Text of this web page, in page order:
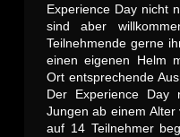
Experience Day nicht
sind aber
Teilnehmende gerne
einen eigenen Helm
Ort entsprechende
Der Experience Day
Jungen ab einem
auf 14 Teilnehmer